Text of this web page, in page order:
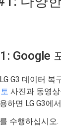
Google
G3 데이터
사진과 동영
하면 LG G3에
수행하십시오.